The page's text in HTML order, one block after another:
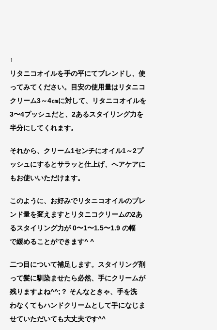
↑
リタニコオイルを手の平にてブレンドし、 使
ってみてください。目安の使用量はリタニコ
クリーム3～4㎝に対して、リタニコオイルを
3〜4プッシュだと、2あるスタイリング力を
半分にしてくれます。
それから、クリーム1センチにオイル1～2プ
ッシュにするとサラッと仕上げ、ヘアケアに
もお使いいただけます。
このように、お好みでリタニコオイルのブレ
ンド量を変えますとリタニコクリームの2あ
るスタイリング力が 0〜1〜1.5〜1.9 の幅
で緩めることができます^ ^
二つ目 について補足します。スタイリング剤
って髪に馴染ませたら必然、 手にクリームが
残りますよね^^;？ そんなときゃ、 手を洗
わなくてもハンドクリームとして手になじま
せていただいても大丈夫です^^